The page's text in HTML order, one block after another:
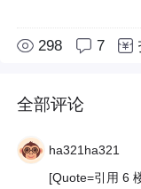
298 7
全部评论
ha321ha321
[Quote=引用 6